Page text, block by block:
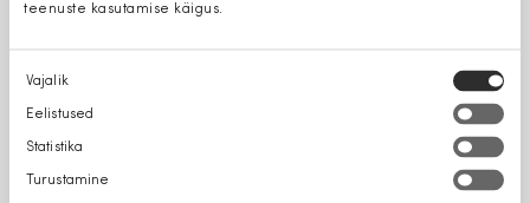
teenuste kasutamise käigus.
Nõusoleku
valik
Vajalik
Eelistused
Statistika
Turustamine